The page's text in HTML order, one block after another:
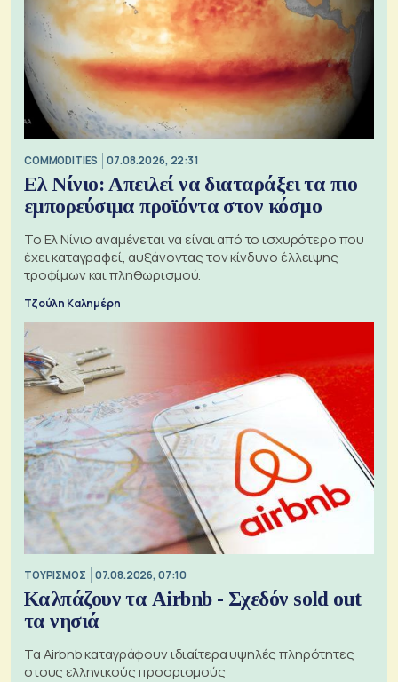
COMMODITIES 07.08.2026, 22:31
Ελ Νίνιο: Απειλεί να διαταράξει τα πιο
εμπορεύσιμα προϊόντα στον κόσμο
Το Ελ Νίνιο αναμένεται να είναι από το ισχυρότερο που
έχει καταγραφεί, αυξάνοντας τον κίνδυνο έλλειψης
τροφίμων και πληθωρισμού.
Τζούλη Καλημέρη
ΤΟΥΡΙΣΜΟΣ 07.08.2026, 07:10
Καλπάζουν τα Airbnb - Σχεδόν sold out
τα νησιά
Τα Airbnb καταγράφουν ιδιαίτερα υψηλές πληρότητες
στους ελληνικούς προορισμούς